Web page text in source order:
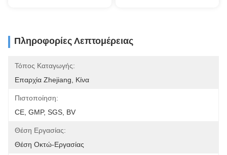
Πληροφορίες Λεπτομέρειας
Τόπος Καταγωγής:
Επαρχία Zhejiang, Κίνα
Πιστοποίηση:
CE, GMP, SGS, BV
Θέση Εργασίας:
Θέση Οκτώ-Εργασίας